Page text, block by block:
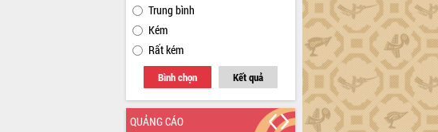
Trung bình
Kém
Rất kém
Bình chọn Kết quả
QUẢNG CÁO